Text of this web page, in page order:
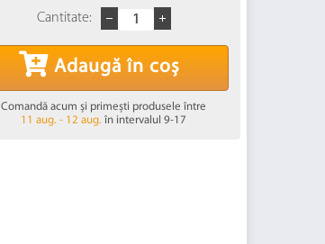
Cantitate:
Adaugă în coș
Comandă acum și primești produsele între
11 aug. - 12 aug.în intervalul 9-17